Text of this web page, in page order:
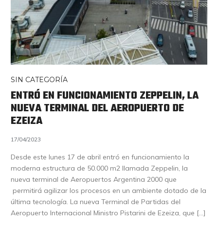
SIN CATEGORÍA
ENTRÓ EN FUNCIONAMIENTO ZEPPELIN, LA
NUEVA TERMINAL DEL AEROPUERTO DE
EZEIZA
17/04/2023
Desde este lunes 17 de abril entró en funcionamiento la
moderna estructura de 50.000 m2 llamada Zeppelin, la
nueva terminal de Aeropuertos Argentina 2000 que
permitirá agilizar los procesos en un ambiente dotado de la
última tecnología. La nueva Terminal de Partidas del
Aeropuerto Internacional Ministro Pistarini de Ezeiza, que […]